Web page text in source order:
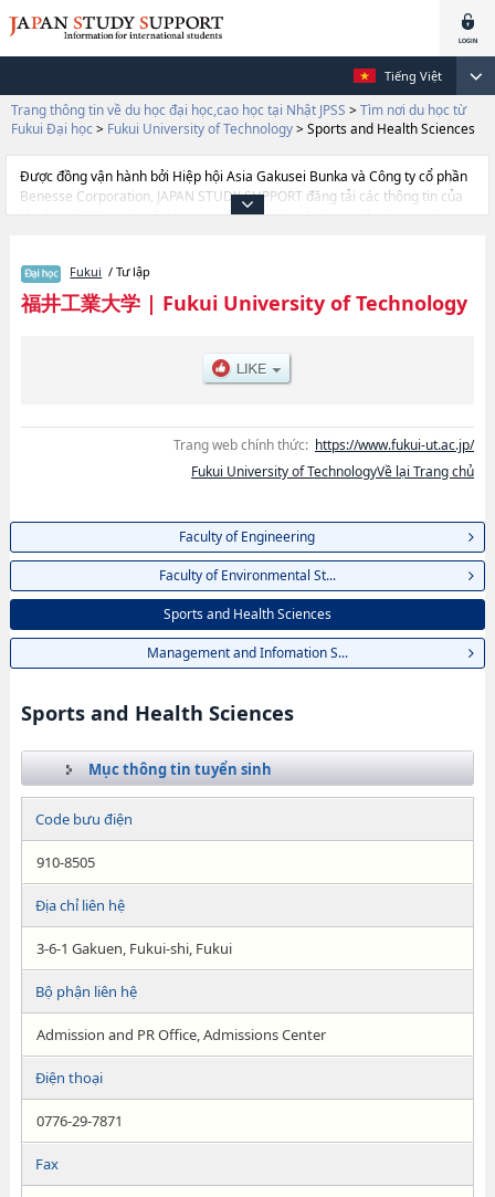
Tiếng Việt
Trang thông tin về du học đại học,cao học tại Nhật JPSS > Tìm nơi du học từ
Fukui Đại học > Fukui University of Technology> Sports and Health Sciences
Được đồng vận hành bởi Hiệp hội Asia Gakusei Bunka và Công ty cổ phần
Benesse Corporation, JAPAN STUDY SUPPORT đăng tải các thông tin của
khoảng 1.300 trường đại học, cao học, trường đại học ngắn hạn, trường
thông tin cần thiết dành cho du học sinh, như là về các Ngành Faculty of
EngineeringhoặcNgành Faculty of Environmental StudieshoặcNgành
Sports and Health ScienceshoặcNgành Management and Infomation
như số lượng tuyển sinh, số lượng trúng tuyển, cở sở trang thiết bị, hướng
Fukui / Tư lập
福井工業大学| Fukui University of Technology
Trang web chính thức: https://www.fukui-ut.ac.jp/
Fukui University of TechnologyVề lại Trang chủ
Faculty of Engineering
Faculty of Environmental St...
Sports and Health Sciences
Management and Infomation S...
Sports and Health Sciences
Mục thông tin tuyển sinh
Code bưu điện
910-8505
Địa chỉ liên hệ
3-6-1 Gakuen, Fukui-shi, Fukui
Bộ phận liên hệ
Admission and PR Office, Admissions Center
Điện thoại
0776-29-7871
Fax